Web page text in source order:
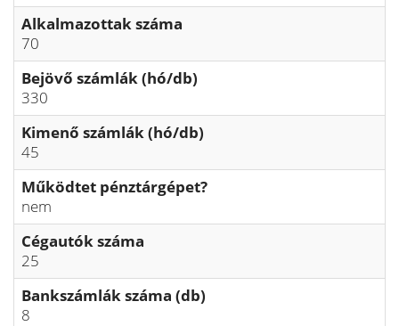
Alkalmazottak száma
70
Bejövő számlák (hó/db)
330
Kimenő számlák (hó/db)
45
Működtet pénztárgépet?
nem
Cégautók száma
25
Bankszámlák száma (db)
8